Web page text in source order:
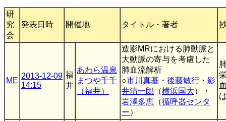
研
究
会
発表日時 開催地 タイトル・著者
ME
2013-12-09
14:15
福
井
あわら温泉
まつや千千
（福井）
造影MRにおける肺動脈と
大動脈の寄与を考慮した
肺血流解析
○市川真基 ・ 後藤敏行 ・ 影
井清一郎 （横浜国大）・
岩澤多恵 （循呼器センタ
ー）